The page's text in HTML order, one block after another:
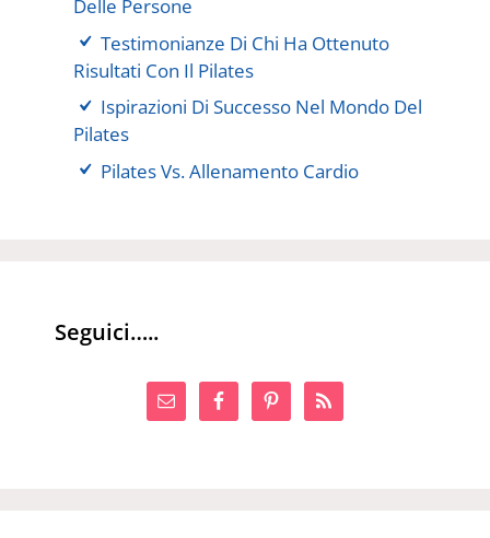
Delle Persone
Testimonianze Di Chi Ha Ottenuto
Risultati Con Il Pilates
Ispirazioni Di Successo Nel Mondo Del
Pilates
Pilates Vs. Allenamento Cardio
Seguici…..